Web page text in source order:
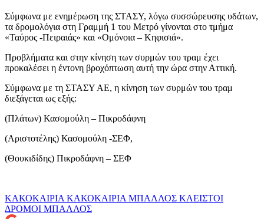
Σύμφωνα με ενημέρωση της ΣΤΑΣΥ, λόγω συσσώρευσης υδάτων,
τα δρομολόγια στη Γραμμή 1 του Μετρό γίνονται στο τμήμα
«Ταύρος -Πειραιάς» και «Ομόνοια – Κηφισιά».
Προβλήματα και στην κίνηση των συρμών του τραμ έχει
προκαλέσει η έντονη βροχόπτωση αυτή την ώρα στην Αττική.
Σύμφωνα με τη ΣΤΑΣΥ ΑΕ, η κίνηση των συρμών του τραμ
διεξάγεται ως εξής:
(Πλάτων) Κασομούλη – Πικροδάφνη
(Αριστοτέλης) Κασομούλη -ΣΕΦ,
(Θουκιδίδης) Πικροδάφνη – ΣΕΦ
ΚΑΚΟΚΑΙΡΙΑ ΚΑΚΟΚΑΙΡΙΑ ΜΠΑΛΛΟΣ ΚΛΕΙΣΤΟΙ
ΔΡΟΜΟΙ ΜΠΑΛΛΟΣ